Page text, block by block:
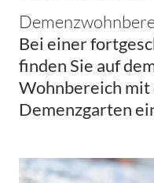
Bei einer
finden Sie auf
Wohnbereich mit
Demenzgarten